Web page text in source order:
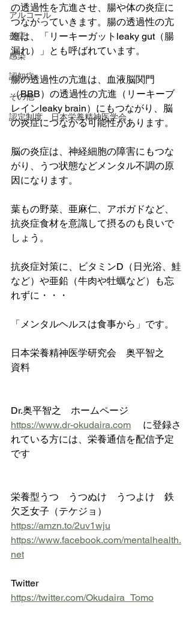
アルコール
炎症
感染
認知症
その他
認定制度 日本栄養精神医学会
の透過性を亢進させ、腸や体の炎症に
つながっていきます。腸の透過性の亢
進は、「リーキーガットleaky gut（腸
漏れ）」とも呼ばれています。
腸の透過性の亢進は、血液脳関門
（BBB）の透過性の亢進（リーキーブ
レインleaky brain）にもつながり、脳
の炎症につながる可能性があります。
脳の炎症は、神経細胞の障害にもつな
がり、うつ状態などメンタル不調の原
因になります。
葉もの野菜、亜麻仁、アボガドなど、
抗炎症食材を意識して摂るのも良いで
しょう。
抗炎症対策に、ビタミンD（日光浴、鮭
など）や亜鉛（牛肉や牡蠣など）も忘
れずに・・・
「メンタルヘルスは食事から」です。
日本栄養精神医学研究会　奥平智之
資料
Dr.奥平智之　ホームページ
https://www.dr-okudaira.com に登録さ
れている方には、栄養通信を配信予定
です
栄養型うつ　うつぬけ　うつよけ　鉄
欠乏女子（テケジョ）
https://amzn.to/2uv1wju
https://www.facebook.com/mentalhealth.
net
Twitter
https://twitter.com/Okudaira_Tomo